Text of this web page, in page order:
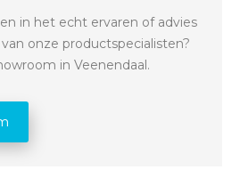
in het echt ervaren of advies
onze productspecialisten?
in Veenendaal.